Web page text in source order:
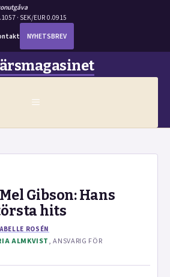
· SEK/EUR 0.0915
NYHETSBREV
MENY
Gibson: Hans
hits
ROSÉN
ALMKVIST, ANSVARIG FÖR